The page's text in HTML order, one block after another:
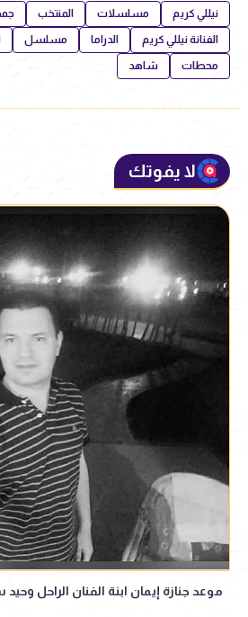
نيللي كريم مسلسلات المنتخب
الفنانة نيللي كريم الدراما مسلسل
محطات شاهد
لا يفوتك
موعد جنازة إيمان ابنة الفنان الراحل